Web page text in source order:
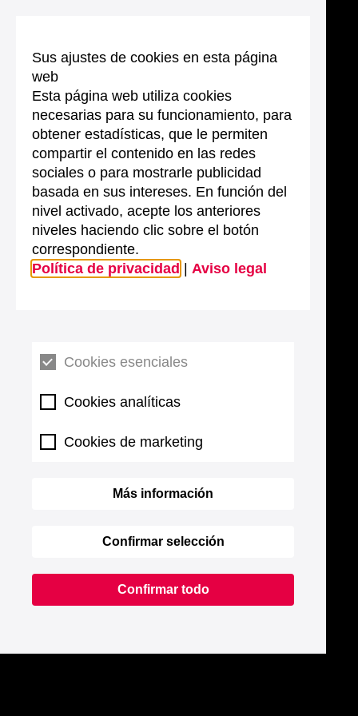
Sus ajustes de cookies en esta página
web
Esta página web utiliza cookies
necesarias para su funcionamiento, para
obtener estadísticas, que le permiten
compartir el contenido en las redes
sociales o para mostrarle publicidad
basada en sus intereses. En función del
nivel activado, acepte los anteriores
niveles haciendo clic sobre el botón
correspondiente.
Política de privacidad
Aviso legal
Cookies esenciales
Cookies analíticas
Cookies de marketing
Más información
Confirmar selección
Confirmar todo